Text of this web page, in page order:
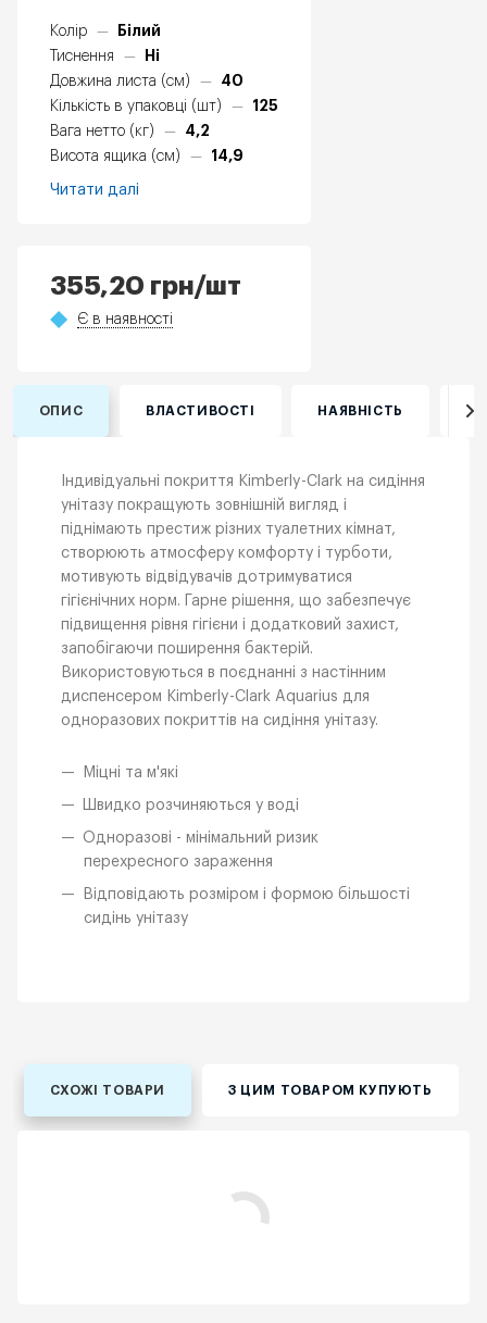
Колір —
Білий
Тиснення
—
Ні
Довжина листа (см)
—
40
Кількість в упаковці (шт)
—
125
Вага нетто (кг)
—
4,2
Висота ящика (см)
— 14,9
Читати далі
355,20 грн/шт
Є в наявності
ОПИС ВЛАСТИВОСТІ НАЯВНІСТЬ
Індивідуальні покриття Kimberly-Clark на сидіння
унітазу покращують зовнішній вигляд і
піднімають престиж різних туалетних кімнат,
створюють атмосферу комфорту і турботи,
мотивують відвідувачів дотримуватися
гігієнічних норм. Гарне рішення, що забезпечує
підвищення рівня гігієни і додатковий захист,
запобігаючи поширення бактерій.
Використовуються в поєднанні з настінним
диспенсером Kimberly-Clark Aquarius для
одноразових покриттів на сидіння унітазу.
Міцні та м'які
Швидко розчиняються у воді
Одноразові - мінімальний ризик
перехресного зараження
Відповідають розміром і формою більшості
сидінь унітазу
СХОЖІ ТОВАРИ З ЦИМ ТОВАРОМ КУПУЮТЬ